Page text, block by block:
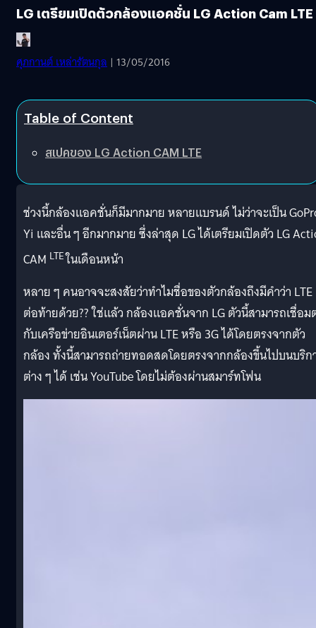
LG เตรียมเปิดตัวกล้องแอคชั่น LG Action Cam LTE
ศุภกานต์ เหล่ารัตนกุล | 13/05/2016
Table of Content
สเปคของ LG Action CAM LTE
ช่วงนี้กล้องแอคชั่นก็มีมากมาย หลายแบรนด์ ไม่ว่าจะเป็น
Yi และอื่น ๆ อีกมากมาย ซึ่งล่าสุด LG ได้เตรียมเปิดตัว LG
CAM LTEในเดือนหน้า
หลาย ๆ คนอาจจะสงสัยว่าทำไมชื่อของตัวกล้องถึงมีคำว่า LTE
ต่อท้ายด้วย?? ใช่แล้ว กล้องแอคชั่นจาก LG ตัวนี้สามารถเชื่อ
กับเครือข่ายอินเตอร์เน็ตผ่าน LTE หรือ 3G ได้โดยตรงจากตัว
กล้อง ทั้งนี้สามารถถ่ายทอดสดโดยตรงจากกล้องขึ้นไปบนบริก
ต่าง ๆ ได้ เช่น YouTube โดยไม่ต้องผ่านสมาร์ทโฟน